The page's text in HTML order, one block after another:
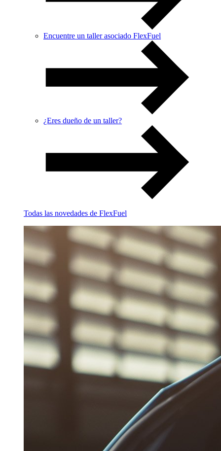
Encuentre un taller asociado FlexFuel
¿Eres dueño de un taller?
Todas las novedades de FlexFuel